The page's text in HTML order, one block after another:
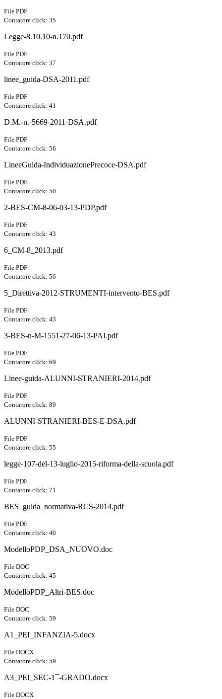
File PDF
Contatore click: 35
Legge-8.10.10-n.170.pdf
File PDF
Contatore click: 37
linee_guida-DSA-2011.pdf
File PDF
Contatore click: 41
D.M.-n.-5669-2011-DSA.pdf
File PDF
Contatore click: 56
LineeGuida-IndividuazionePrecoce-DSA.pdf
File PDF
Contatore click: 50
2-BES-CM-8-06-03-13-PDP.pdf
File PDF
Contatore click: 43
6_CM-8_2013.pdf
File PDF
Contatore click: 56
5_Direttiva-2012-STRUMENTI-intervento-BES.pdf
File PDF
Contatore click: 43
3-BES-n-M-1551-27-06-13-PAI.pdf
File PDF
Contatore click: 69
Linee-guida-ALUNNI-STRANIERI-2014.pdf
File PDF
Contatore click: 89
ALUNNI-STRANIERI-BES-E-DSA.pdf
File PDF
Contatore click: 55
legge-107-del-13-luglio-2015-riforma-della-scuola.pdf
File PDF
Contatore click: 71
BES_guida_normativa-RCS-2014.pdf
File PDF
Contatore click: 40
ModelloPDP_DSA_NUOVO.doc
File DOC
Contatore click: 45
ModelloPDP_Altri-BES.doc
File DOC
Contatore click: 59
A1_PEI_INFANZIA-5.docx
File DOCX
Contatore click: 59
A3_PEI_SEC-1¯-GRADO.docx
File DOCX